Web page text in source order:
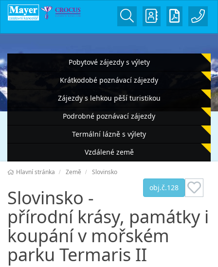
Pobytové zájezdy s výlety
Krátkodobé poznávací zájezdy
Zájezdy s lehkou pěší turistikou
Podrobné poznávací zájezdy
Termální lázně s výlety
Vzdálené země
Hlavní stránka Země Slovinsko
obj.č.128
Slovinsko -
přírodní krásy, památky i
koupání v mořském
parku Termaris II